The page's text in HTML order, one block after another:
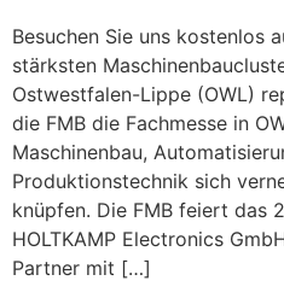
Besuchen Sie uns kostenlos
stärksten
Ostwestfalen-Lippe (OWL)
die FMB die Fachmesse in
Maschinenbau,
Produktionstechnik sich
knüpfen. Die FMB feiert das
HOLTKAMP Electronics
Partner mit […]